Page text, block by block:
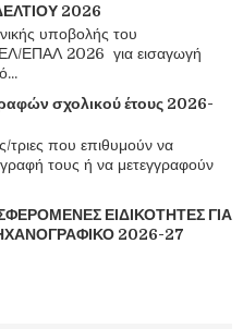
2026
υποβολής του
ΕΠΑΛ 2026 για εισαγωγή
σχολικού έτους 2026-
που επιθυμούν να
τους ή να μετεγγραφούν
ΕΙΔΙΚΟΤΗΤΕΣ ΓΙΑ
2026-27